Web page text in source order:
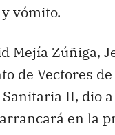
vómito.
Mejía Zúñiga,
de Vectores
II, dio
en la